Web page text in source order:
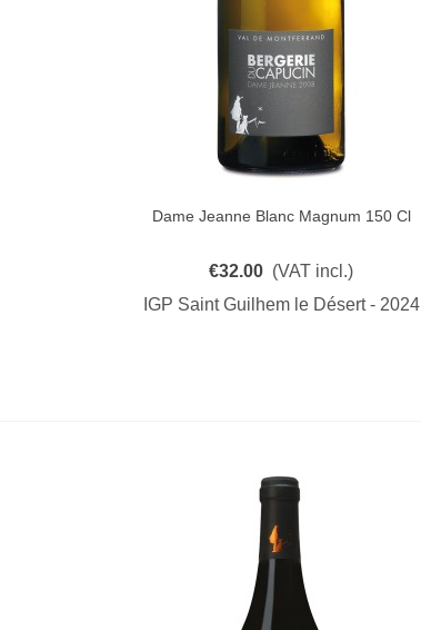
Quick View
Dame Jeanne Blanc Magnum 150 Cl
€32.00 (VAT incl.)
IGP Saint Guilhem le Désert - 2024